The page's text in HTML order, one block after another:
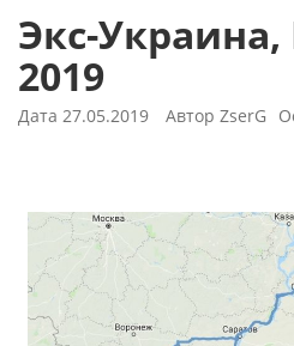
Экс-Украина,
2019
Дата 27.05.2019 Автор ZserG